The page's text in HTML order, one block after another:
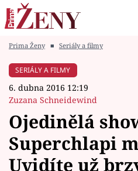
Módní alarm
Témata
Prima Ženy ■ Seriály a filmy
SERIÁLY A FILMY
6. dubna 2016 12:19
Zuzana Schneidewind
Ojedinělá
Superchlapi
Uvidíte už